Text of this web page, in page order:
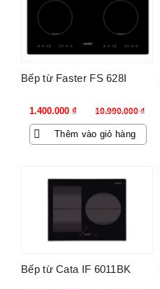
Bếp từ Faster FS 628I
10.990.000₫
Giá
gốc
là:
1.400.000 ₫
Giá
hiện
tại
Thêm vào giỏ hàng
Bếp từ Cata IF 6011BK